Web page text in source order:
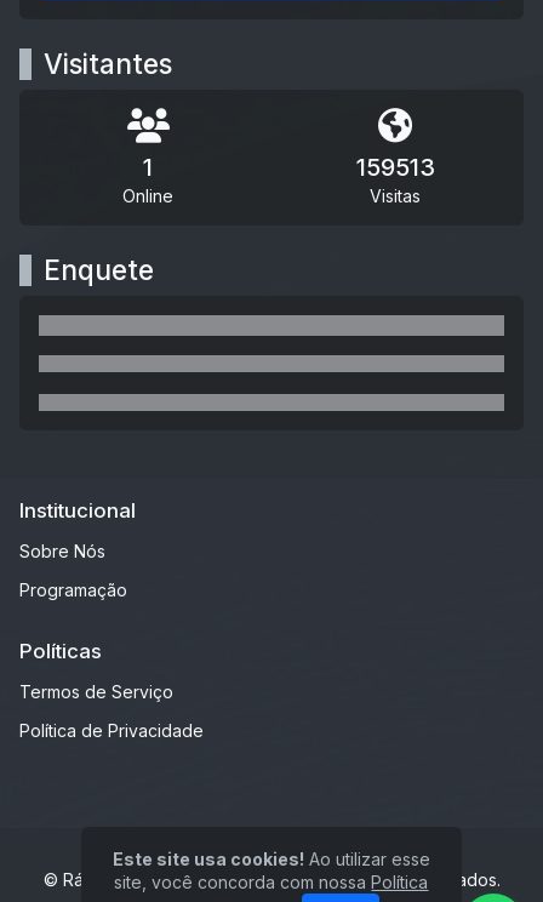
Visitantes
1
Online
159513
Visitas
Enquete
Institucional
Sobre Nós
Programação
Políticas
Termos de Serviço
Política de Privacidade
© Rádio Adorai FM 106.9 - Todos os direitos reservados.
Este site usa cookies! Ao utilizar esse
site, você concorda com nossaPolítica